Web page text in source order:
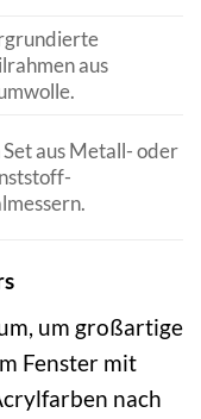
aus
Set aus Metall- oder
um großartige
Fenster mit
nach